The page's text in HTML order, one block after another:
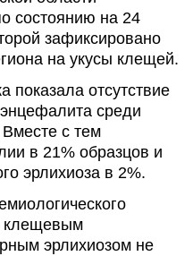
состоянию на 24
зафиксировано
на укусы клещей.
показала отсутствие
среди
с тем
в 21% образцов и
эрлихиоза в 2%.
клещевым
эрлихиозом не